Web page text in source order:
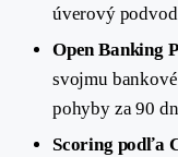
úverový
Open Banking
svojmu
pohyby za 90
Scoring podľa